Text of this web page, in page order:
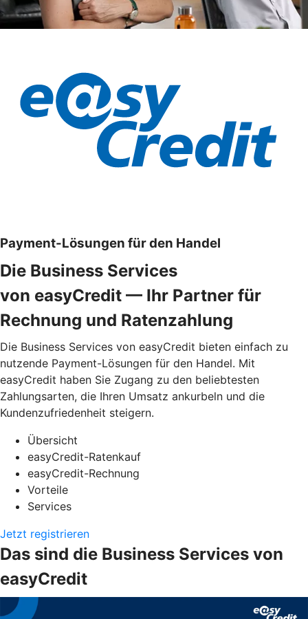
Payment-Lösungen für den Handel
Die Business Services
von easyCredit — Ihr Partner für
Rechnung und Ratenzahlung
Die Business Services von easyCredit bieten einfach zu
nutzende Payment-Lösungen für den Handel. Mit
easyCredit haben Sie Zugang zu den beliebtesten
Zahlungsarten, die Ihren Umsatz ankurbeln und die
Kundenzufriedenheit steigern.
Übersicht
easyCredit-Ratenkauf
easyCredit-Rechnung
Vorteile
Services
Jetzt registrieren
Das sind die Business Services von
easyCredit